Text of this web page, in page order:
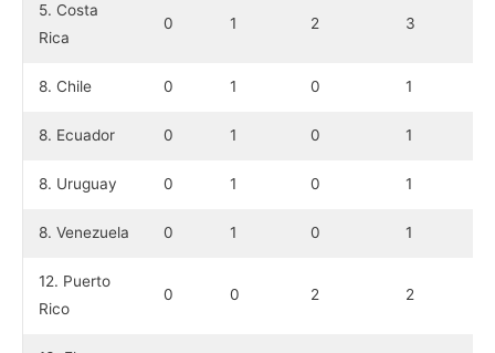
5. Costa
Rica
0 1 2 3
8. Chile 0 1 0 1
8. Ecuador 0 1 0 1
8. Uruguay 0 1 0 1
8. Venezuela 0 1 0 1
12. Puerto
Rico
0 0 2 2